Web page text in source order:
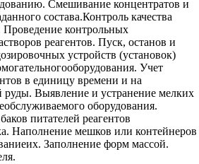
Смешивание концентратов и
состава.Контроль качества
контрольных
реагентов. Пуск, останов и
устройств (установок)
Учет
в единицу времени и на
руды. Выявление и устранение мелких
оборудования.
питателей реагентов
Наполнение мешков или контейнеров
Заполнение форм массой.